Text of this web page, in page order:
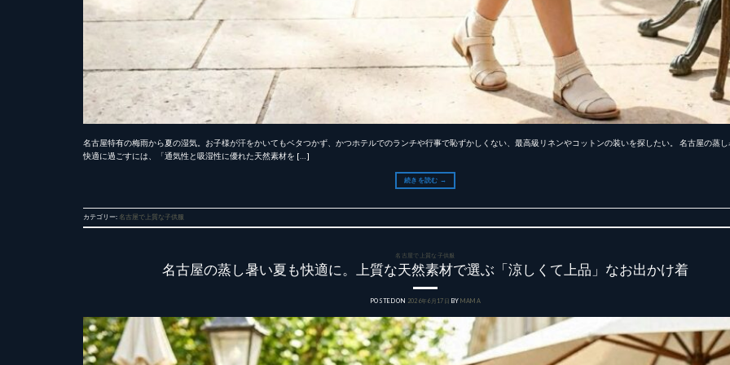
名古屋特有の梅雨から夏の湿気。お子様が汗をかいてもベタつかず、かつホテルでのランチや行事で恥ずかしくない、最高級リネンやコットンの装いを探したい。 名古屋の蒸
快適に過ごすには、「通気性と吸湿性に優れた天然素材を […]
続きを読む →
カテゴリー: 名古屋で上質な子供服
名古屋で上質な子供服
名古屋の蒸し暑い夏も快適に。上質な天然素材で選ぶ「涼しくて上品」なお出かけ着
POSTED ON 2026年6月17日 BY MAMA